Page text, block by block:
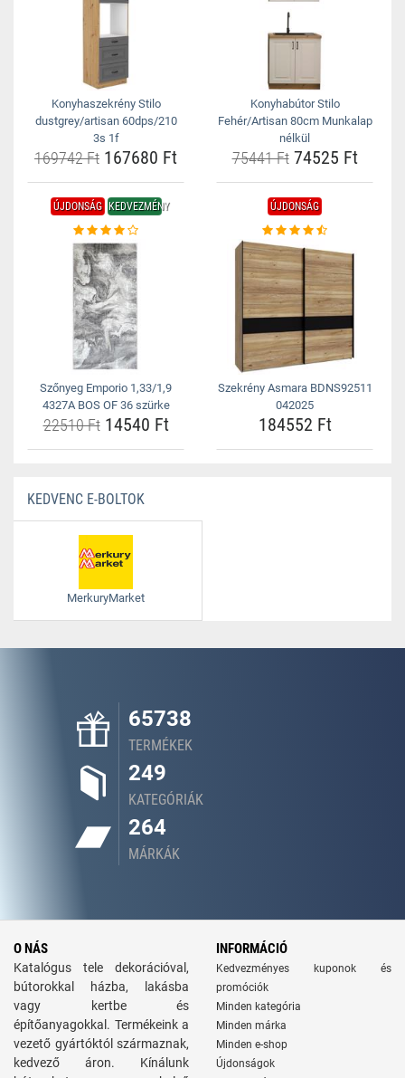
Konyhaszekrény Stilo
dustgrey/artisan 60dps/210
3s 1f
169742 Ft 167680 Ft
Konyhabútor Stilo
Fehér/Artisan 80cm Munkalap
nélkül
75441 Ft74525 Ft
ÚJDONSÁG KEDVEZMÉNY
Szőnyeg Emporio 1,33/1,9
4327A BOS OF 36 szürke
22510 Ft14540 Ft
ÚJDONSÁG
Szekrény Asmara BDNS92511
042025
184552 Ft
KEDVENC E-BOLTOK
MerkuryMarket
65738
TERMÉKEK
249
KATEGÓRIÁK
264
MÁRKÁK
O NÁS
Katalógus tele dekorációval,
bútorokkal házba, lakásba
vagy kertbe és
építőanyagokkal. Termékeink a
vezető gyártóktól származnak,
kedvező áron. Kínálunk
INFORMÁCIÓ
Kedvezményes kuponok és
promóciók
Minden kategória
Minden márka
Minden e-shop
Újdonságok